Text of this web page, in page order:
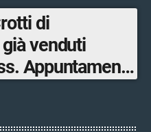
di
venduti
Appuntamento